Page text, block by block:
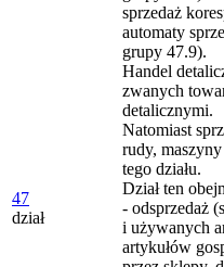
47
dział
sprzedaż
automaty
grupy 47.9).
Handel
zwanych
detalicznymi.
Natomiast
rudy,
tego działu.
Dział ten
- odsprzedaż
i używanych
artykułów